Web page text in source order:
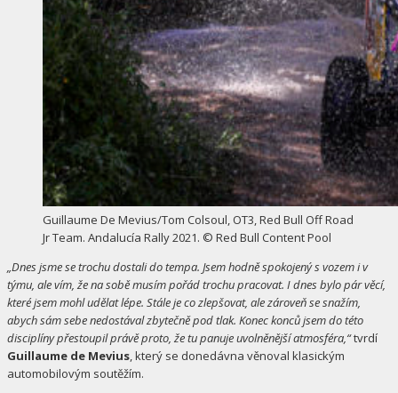
Guillaume De Mevius/Tom Colsoul, OT3, Red Bull Off Road
Jr Team. Andalucía Rally 2021. © Red Bull Content Pool
„Dnes jsme se trochu dostali do tempa. Jsem hodně spokojený s vozem i v
týmu, ale vím, že na sobě musím pořád trochu pracovat. I dnes bylo pár věcí,
které jsem mohl udělat lépe. Stále je co zlepšovat, ale zároveň se snažím,
abych sám sebe nedostával zbytečně pod tlak. Konec konců jsem do této
disciplíny přestoupil právě proto, že tu panuje uvolněnější atmosféra,“tvrdí
Guillaume de Mevius , který se donedávna věnoval klasickým
automobilovým soutěžím.